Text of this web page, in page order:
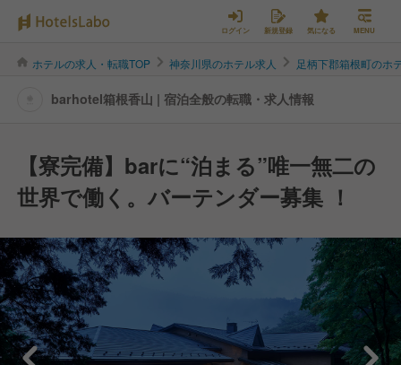
ログイン 新規登録 気になる MENU
ホテルの求人・転職TOP 神奈川県のホテル求人 足柄下郡箱根町のホ
barhotel箱根香山 | 宿泊全般の転職・求人情報
【寮完備】barに“泊まる”唯一無二の
世界で働く。バーテンダー募集 ！